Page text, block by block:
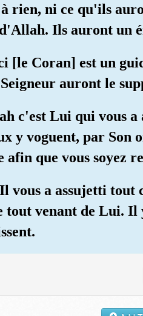
rien, ni ce qu'ils
Ils auront un
[le Coran] est un
auront le
c'est Lui qui vous
y voguent, par Son
afin que vous soyez
vous a assujetti tout
tout venant de Lui. Il